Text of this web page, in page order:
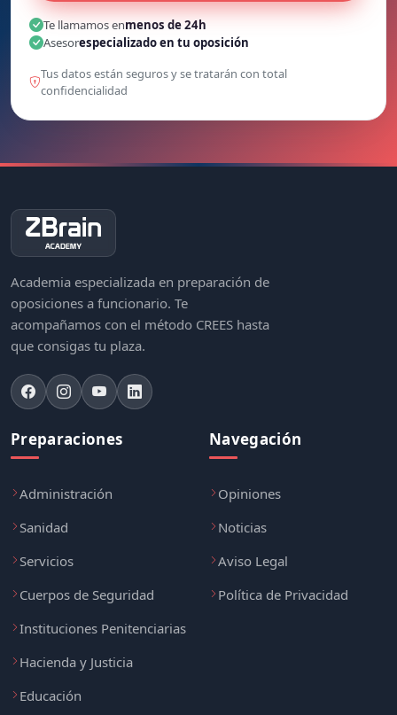
Te llamamos enmenos de 24h
Asesorespecializado en tu oposición
Tus datos están seguros y se tratarán con total
confidencialidad
Academia especializada en preparación de
oposiciones a funcionario. Te
acompañamos con el método CREES hasta
que consigas tu plaza.
Preparaciones
Administración
Sanidad
Servicios
Cuerpos de Seguridad
Instituciones Penitenciarias
Hacienda y Justicia
Educación
Navegación
Opiniones
Noticias
Aviso Legal
Política de Privacidad